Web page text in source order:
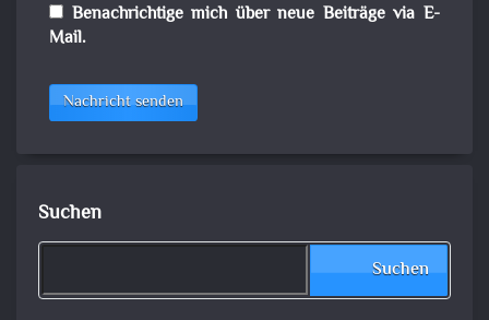
Benachrichtige mich über neue Beiträge via E-
Mail.
Nachricht senden
Suchen
Suchen